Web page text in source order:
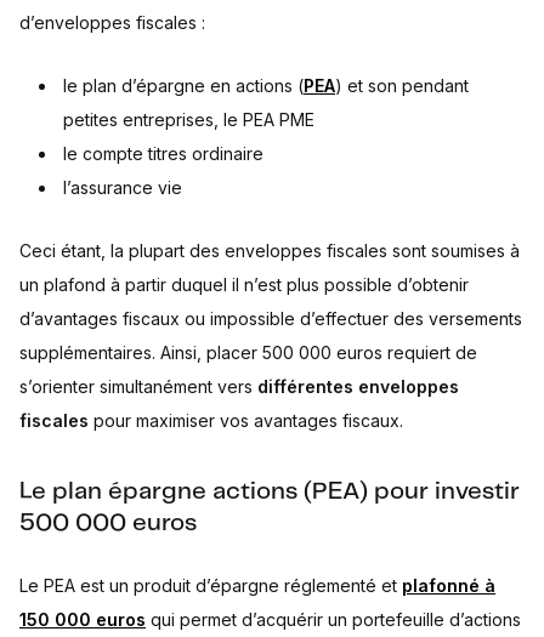
d’enveloppes fiscales :
le plan d’épargne en actions (PEA) et son pendant
petites entreprises, le PEA PME
le compte titres ordinaire
l’assurance vie
Ceci étant, la plupart des enveloppes fiscales sont soumises à
un plafond à partir duquel il n’est plus possible d’obtenir
d’avantages fiscaux ou impossible d’effectuer des versements
supplémentaires. Ainsi, placer 500 000 euros requiert de
s’orienter simultanément vers différentes enveloppes
fiscales pour maximiser vos avantages fiscaux.
Le plan épargne actions (PEA) pour investir
500 000 euros
Le PEA est un produit d’épargne réglementé et plafonné à
150 000 euros qui permet d’acquérir un portefeuille d’actions